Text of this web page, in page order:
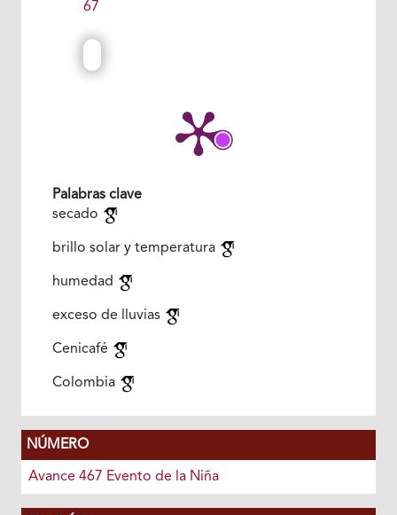
67
Palabras clave
secado
brillo solar y temperatura
humedad
exceso de lluvias
Cenicafé
Colombia
NÚMERO
Avance 467 Evento de la Niña